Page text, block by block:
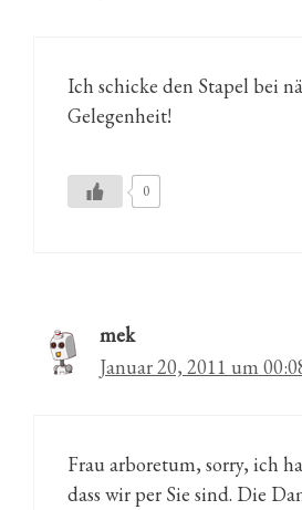
Ich schicke den Stapel bei
Gelegenheit!
0
mek
Januar 20, 2011 um
Frau arboretum, sorry, ich
dass wir per Sie sind. Die